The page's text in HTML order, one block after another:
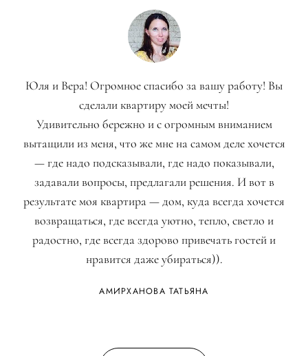
Юля и Вера! Огромное спасибо за вашу работу! Вы
сделали квартиру моей мечты!
Удивительно бережно и с огромным вниманием
вытащили из меня, что же мне на самом деле хочется
— где надо подсказывали, где надо показывали,
задавали вопросы, предлагали решения. И вот в
результате моя квартира — дом, куда всегда хочется
возвращаться, где всегда уютно, тепло, светло и
радостно, где всегда здорово привечать гостей и
нравится даже убираться)).
АМИРХАНОВА ТАТЬЯНА